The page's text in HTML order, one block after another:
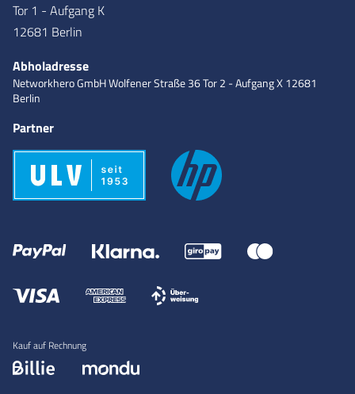
Tor 1 - Aufgang K
12681 Berlin
Abholadresse
Networkhero GmbHWolfener Straße 36Tor 2 - Aufgang X12681
Berlin
Partner
Kauf auf Rechnung